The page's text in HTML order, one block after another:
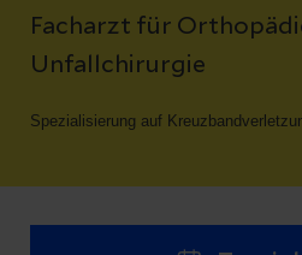
Facharzt für
Unfallchirurgie
Spezialisierung auf